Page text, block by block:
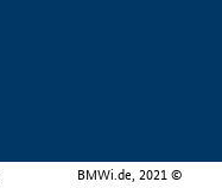
BMWi.de, 2021 ©